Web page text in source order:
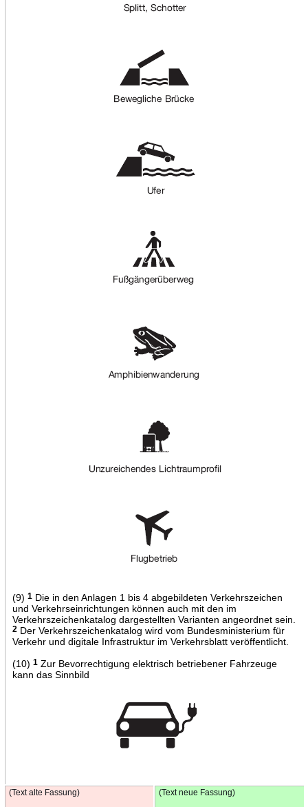
(9) 1Die in den Anlagen 1 bis 4 abgebildeten Verkehrszeichen
und Verkehrseinrichtungen können auch mit den im
Verkehrszeichenkatalog dargestellten Varianten angeordnet sein.
2Der Verkehrszeichenkatalog wird vom Bundesministerium für
Verkehr und digitale Infrastruktur im Verkehrsblatt veröffentlicht.
(10) 1Zur Bevorrechtigung elektrisch betriebener Fahrzeuge
kann das Sinnbild
(Text alte Fassung) (Text neue Fassung)